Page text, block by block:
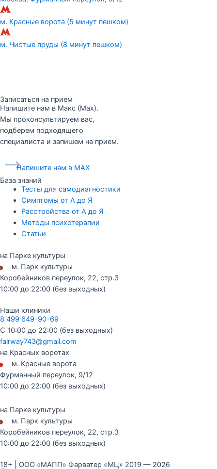
м. Красные ворота (5 минут пешком)
м. Чистые пруды (8 минут пешком)
Записаться на прием
Напишите нам в Макс (Max).
Мы проконсультируем вас,
подберем подходящего
специалиста и запишем на прием.
Напишите нам в MAX
База знаний
Тесты для самодиагностики
Симптомы от А до Я
Расстройства от А до Я
Методы психотерапии
Статьи
на Парке культуры
м. Парк культуры
Коробейников переулок, 22, стр.3
10:00 до 22:00 (без выходных)
Наши клиники
8 499 649-90-69
С 10:00 до 22:00 (без выходных)
fairway743@gmail.com
на Красных воротах
м. Красные ворота
Фурманный переулок, 9/12
10:00 до 22:00 (без выходных)
на Парке культуры
м. Парк культуры
Коробейников переулок, 22, стр.3
10:00 до 22:00 (без выходных)
18+ | ООО «МАПП» Фарватер «МЦ» 2019 — 2026